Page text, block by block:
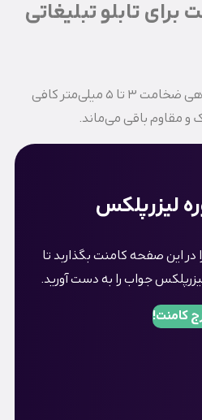
تابلو تبلیغاتی
برای تابلوهای فروشگاهی ضخامت 3 تا 5 میلی‌متر کافی
مقاوم باقی می‌ماند.
لیزرپلکس
در این صفحه کامنت بگذاربد تا
جواب را به دست آورید.
کامنت!